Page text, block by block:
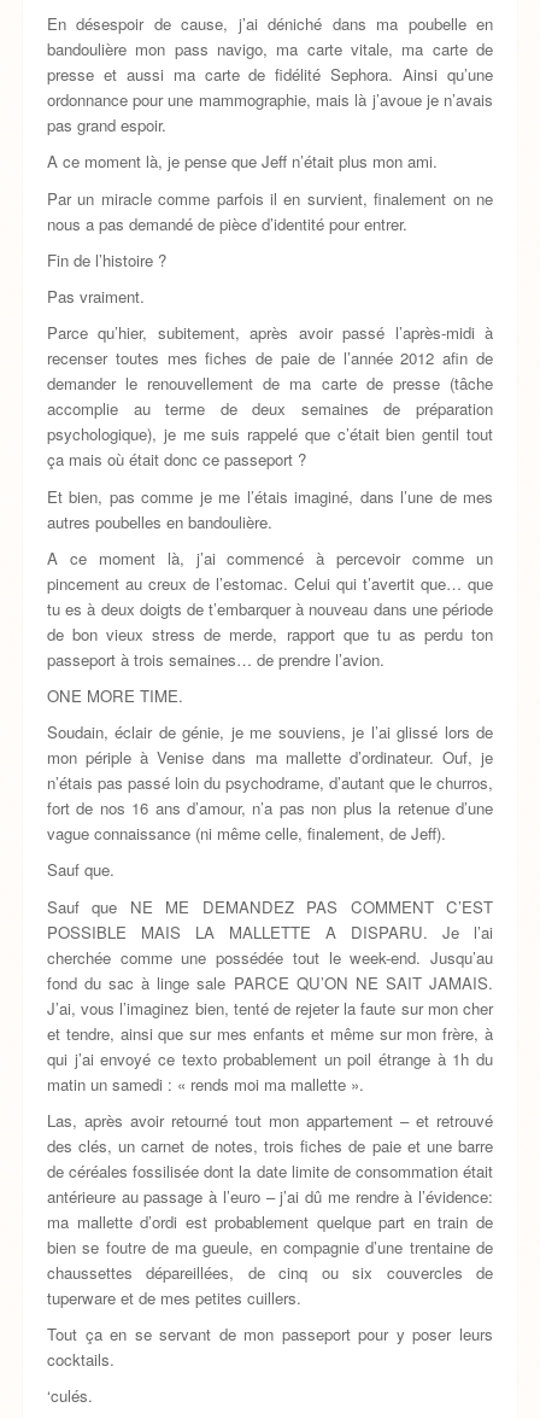
En désespoir de cause, j’ai déniché dans ma poubelle en
bandoulière mon pass navigo, ma carte vitale, ma carte de
presse et aussi ma carte de fidélité Sephora. Ainsi qu’une
ordonnance pour une mammographie, mais là j’avoue je n’avais
pas grand espoir.
A ce moment là, je pense que Jeff n’était plus mon ami.
Par un miracle comme parfois il en survient, finalement on ne
nous a pas demandé de pièce d’identité pour entrer.
Fin de l’histoire ?
Pas vraiment.
Parce qu’hier, subitement, après avoir passé l’après-midi à
recenser toutes mes fiches de paie de l’année 2012 afin de
demander le renouvellement de ma carte de presse (tâche
accomplie au terme de deux semaines de préparation
psychologique), je me suis rappelé que c’était bien gentil tout
ça mais où était donc ce passeport ?
Et bien, pas comme je me l’étais imaginé, dans l’une de mes
autres poubelles en bandoulière.
A ce moment là, j’ai commencé à percevoir comme un
pincement au creux de l’estomac. Celui qui t’avertit que… que
tu es à deux doigts de t’embarquer à nouveau dans une période
de bon vieux stress de merde, rapport que tu as perdu ton
passeport à trois semaines… de prendre l’avion.
ONE MORE TIME.
Soudain, éclair de génie, je me souviens, je l’ai glissé lors de
mon périple à Venise dans ma mallette d’ordinateur. Ouf, je
n’étais pas passé loin du psychodrame, d’autant que le churros,
fort de nos 16 ans d’amour, n’a pas non plus la retenue d’une
vague connaissance (ni même celle, finalement, de Jeff).
Sauf que.
Sauf que NE ME DEMANDEZ PAS COMMENT C’EST
POSSIBLE MAIS LA MALLETTE A DISPARU. Je l’ai
cherchée comme une possédée tout le week-end. Jusqu’au
fond du sac à linge sale PARCE QU’ON NE SAIT JAMAIS.
J’ai, vous l’imaginez bien, tenté de rejeter la faute sur mon cher
et tendre, ainsi que sur mes enfants et même sur mon frère, à
qui j’ai envoyé ce texto probablement un poil étrange à 1h du
matin un samedi : « rends moi ma mallette ».
Las, après avoir retourné tout mon appartement – et retrouvé
des clés, un carnet de notes, trois fiches de paie et une barre
de céréales fossilisée dont la date limite de consommation était
antérieure au passage à l’euro – j’ai dû me rendre à l’évidence:
ma mallette d’ordi est probablement quelque part en train de
bien se foutre de ma gueule, en compagnie d’une trentaine de
chaussettes dépareillées, de cinq ou six couvercles de
tuperware et de mes petites cuillers.
Tout ça en se servant de mon passeport pour y poser leurs
cocktails.
‘culés.